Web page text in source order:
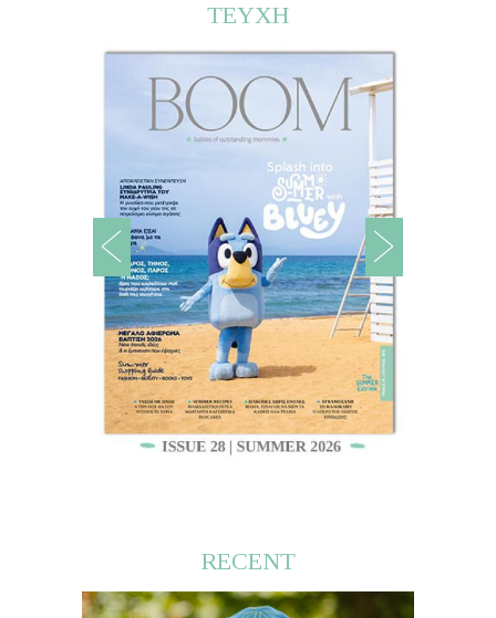
ΤΕΥΧΗ
RECENT